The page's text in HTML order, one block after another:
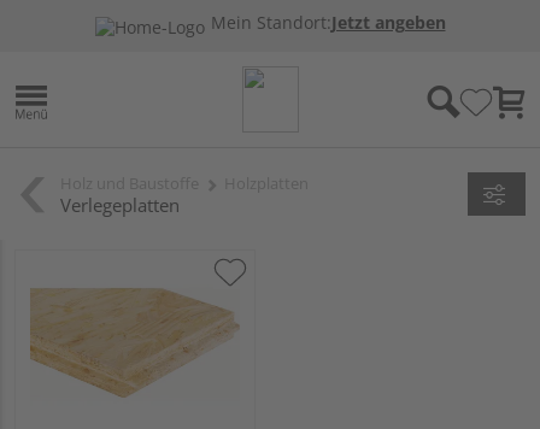
Mein Standort:Jetzt angeben
Verlegeplatten